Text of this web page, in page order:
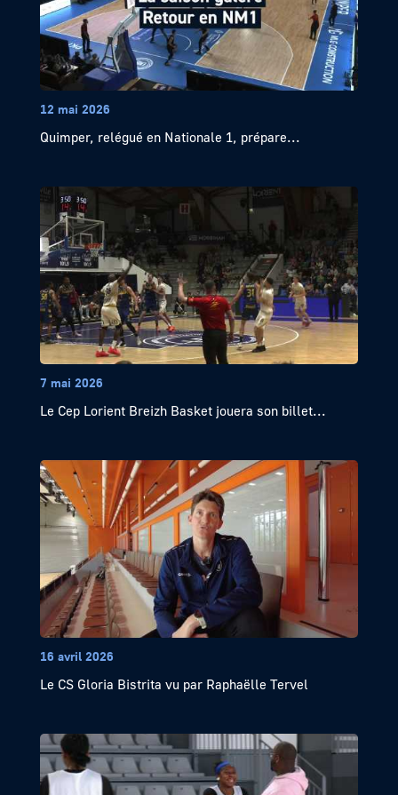
12 mai 2026
Quimper, relégué en Nationale 1, prépare...
7 mai 2026
Le Cep Lorient Breizh Basket jouera son billet...
16 avril 2026
Le CS Gloria Bistrita vu par Raphaëlle Tervel